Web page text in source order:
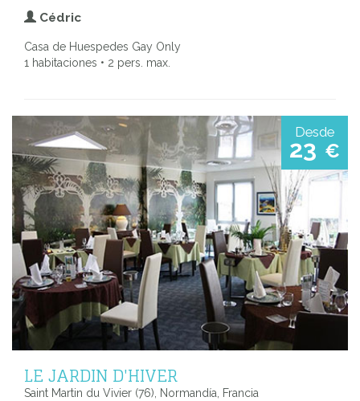
Cédric
Casa de Huespedes Gay Only
1 habitaciones • 2 pers. max.
Desde
23 €
LE JARDIN D'HIVER
Saint Martin du Vivier (76), Normandía, Francia